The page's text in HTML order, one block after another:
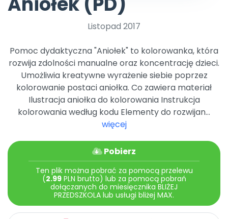
Promocje
Listopad 2017
Pomoc dydaktyczna "Aniołek" to kolorowanka, która
rozwija zdolności manualne oraz koncentrację dzieci.
Umożliwia kreatywne wyrażenie siebie poprzez
kolorowanie postaci aniołka. Co zawiera materiał
Ilustracja aniołka do kolorowania Instrukcja
kolorowania według kodu Elementy do rozwijan...
więcej
Pobierz
Ten plik można pobrać za pomocą przelewu
(2.99PLN brutto) lub za pomocą pobrań
dołączanych do miesięcznika BLIŻEJ
PRZEDSZKOLA lub usługi bliżej MAX.